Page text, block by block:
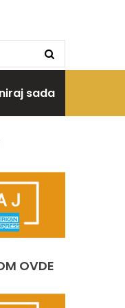
sada
OVDE